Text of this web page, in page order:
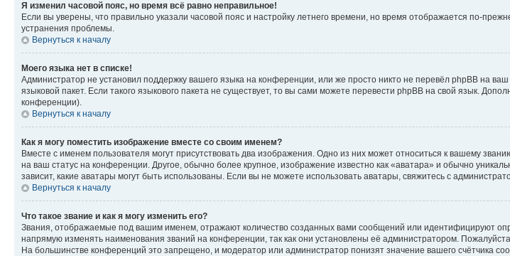
Я изменил часовой пояс, но время всё равно неправильное!
Если вы уверены, что правильно указали часовой пояс и настройку летнего времени, но время отображается по-
устранения проблемы.
Вернуться к началу
Моего языка нет в списке!
Администратор не установил поддержку вашего языка на конференции, или же просто никто не перевёл phpBB на
языковой пакет. Если такого языкового пакета не существует, то вы сами можете перевести phpBB на свой язык.
конференции).
Вернуться к началу
Как я могу поместить изображение вместе со своим именем?
Вместе с именем пользователя могут присутствовать два изображения. Одно из них может относиться к вашему
на ваш статус на конференции. Другое, обычно более крупное, изображение известно как «аватара» и обычно
зависит, какие аватары могут быть использованы. Если вы не можете использовать аватары, свяжитесь с
Вернуться к началу
Что такое звание и как я могу изменить его?
Звания, отображаемые под вашим именем, отражают количество созданных вами сообщений или идентифицируют
напрямую изменять наименования званий на конференции, так как они установлены её администратором.
На большинстве конференций это запрещено, и модератор или администратор понизят значение вашего счётчика